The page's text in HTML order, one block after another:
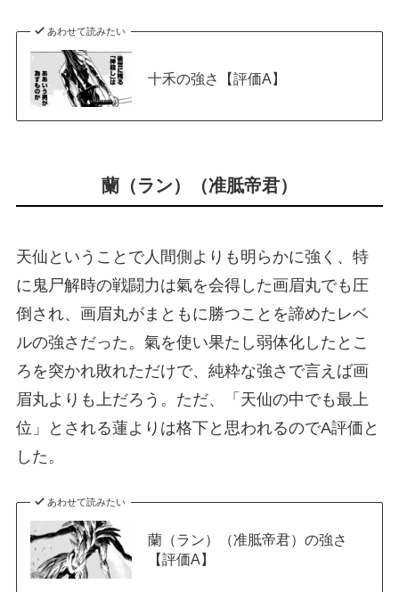
あわせて読みたい
十禾の強さ【評価A】
蘭（ラン）（准胝帝君）
天仙ということで人間側よりも明らかに強く、特
に鬼尸解時の戦闘力は氣を会得した画眉丸でも圧
倒され、画眉丸がまともに勝つことを諦めたレベ
ルの強さだった。氣を使い果たし弱体化したとこ
ろを突かれ敗れただけで、純粋な強さで言えば画
眉丸よりも上だろう。ただ、「天仙の中でも最上
位」とされる蓮よりは格下と思われるのでA評価と
した。
あわせて読みたい
蘭（ラン）（准胝帝君）の強さ
【評価A】